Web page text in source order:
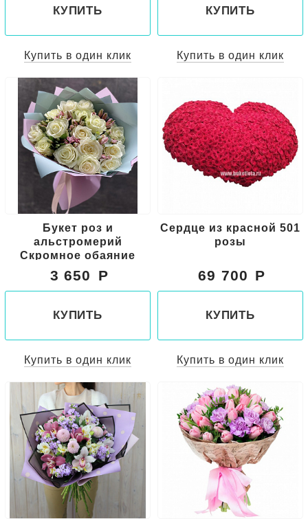
КУПИТЬ
Купить в один клик
КУПИТЬ
Купить в один клик
Букет роз и
альстромерий
Скромное обаяние
3 650
КУПИТЬ
Купить в один клик
Сердце из красной 501
розы
69 700
КУПИТЬ
Купить в один клик